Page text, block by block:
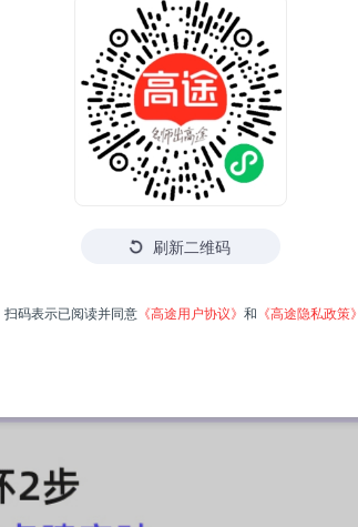
刷新二维码
扫码表示已阅读并同意 《高途用户协议》 和 《高途隐私政策》